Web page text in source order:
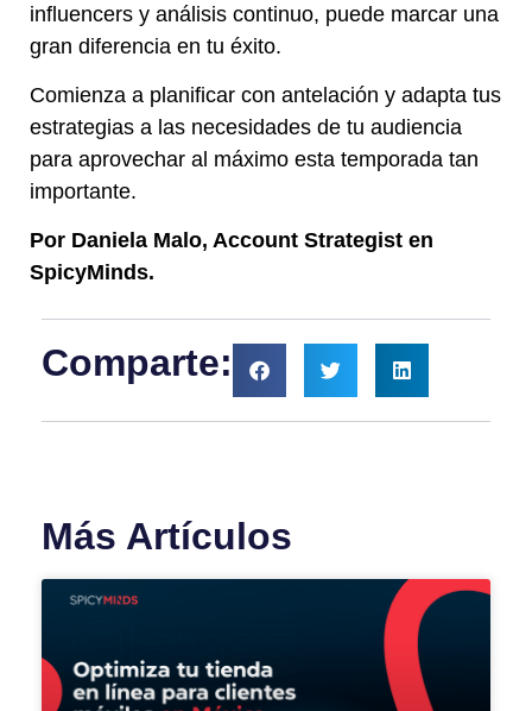
influencers y análisis continuo, puede marcar una
gran diferencia en tu éxito.
Comienza a planificar con antelación y adapta tus
estrategias a las necesidades de tu audiencia
para aprovechar al máximo esta temporada tan
importante.
Por Daniela Malo, Account Strategist en
SpicyMinds.
Comparte:
Más Artículos